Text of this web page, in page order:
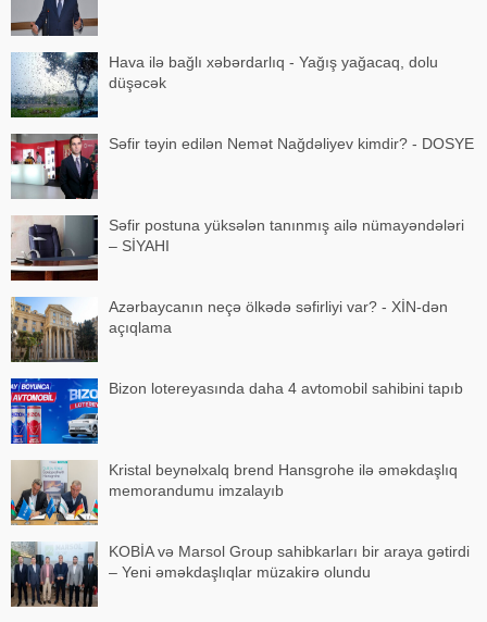
Hava ilə bağlı xəbərdarlıq - Yağış yağacaq, dolu
düşəcək
Səfir təyin edilən Nemət Nağdəliyev kimdir? - DOSYE
Səfir postuna yüksələn tanınmış ailə nümayəndələri
– SİYAHI
Azərbaycanın neçə ölkədə səfirliyi var? - XİN-dən
açıqlama
Bizon lotereyasında daha 4 avtomobil sahibini tapıb
Kristal beynəlxalq brend Hansgrohe ilə əməkdaşlıq
memorandumu imzalayıb
KOBİA və Marsol Group sahibkarları bir araya gətirdi
– Yeni əməkdaşlıqlar müzakirə olundu